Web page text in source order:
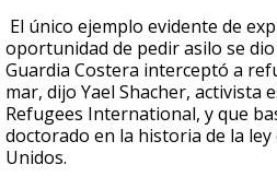
El único ejemplo evidente de
oportunidad de pedir asilo se
Guardia Costera interceptó a
mar, dijo Yael Shacher, activista
Refugees International, y que
doctorado en la historia de la ley
Unidos.